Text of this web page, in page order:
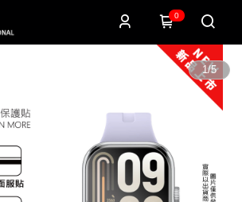
0
1/5